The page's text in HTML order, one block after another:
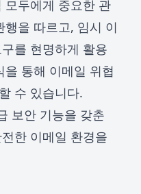
모두에게 중요한 관
을 따르고, 임시 이
를 현명하게 활용
통해 이메일 위협
수 있습니다.
보안 기능을 갖춘
한 이메일 환경을